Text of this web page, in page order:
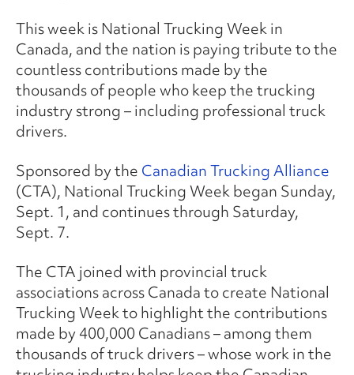
This week is National Trucking Week in
Canada, and the nation is paying tribute to the
countless contributions made by the
thousands of people who keep the trucking
industry strong – including professional truck
drivers.
Sponsored by the Canadian Trucking Alliance
(CTA), National Trucking Week began Sunday,
Sept. 1, and continues through Saturday,
Sept. 7.
The CTA joined with provincial truck
associations across Canada to create National
Trucking Week to highlight the contributions
made by 400,000 Canadians – among them
thousands of truck drivers – whose work in the